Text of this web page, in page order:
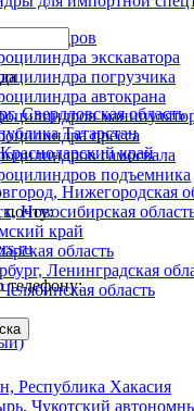
экскаватора
погрузчика
автокрана
пресса
самосвала
подъемника
телефону:
Свердловская область
Татарстан
край
Нижегородская
Новосибирская
край
область
Ленинградская
область
Республика Хакасия
Чукотский